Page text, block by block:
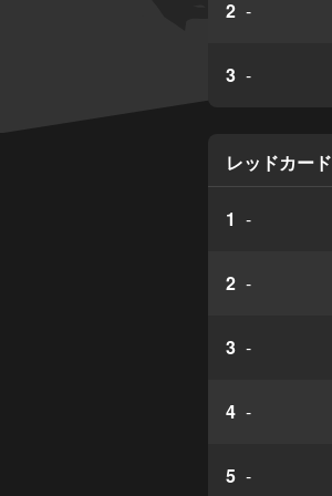
2 -
3 -
レッドカード
1 -
2 -
3 -
4 -
5 -